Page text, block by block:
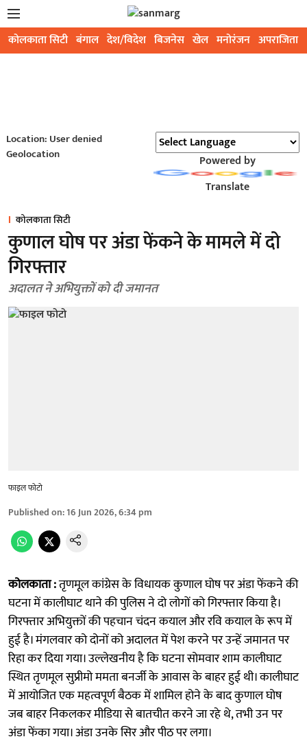
कोलकाता सिटी बंगाल देश/विदेश बिजनेस खेल मनोरंजन अपराजिता
Location: User denied
Geolocation
Powered by
Translate
कोलकाता सिटी
कुणाल घोष पर अंडा फेंकने के मामले में दो
गिरफ्तार
अदालत ने अभियुक्तों को दी जमानत
फाइल फोटो
Published on:16 Jun 2026, 6:34 pm
कोलकाता :तृणमूल कांग्रेस के विधायक कुणाल घोष पर अंडा फेंकने की
घटना में कालीघाट थाने की पुलिस ने दो लोगों को गिरफ्तार किया है।
गिरफ्तार अभियुक्तों की पहचान चंदन कयाल और रवि कयाल के रूप में
हुई है। मंगलवार को दोनों को अदालत में पेश करने पर उन्हें जमानत पर
रिहा कर दिया गया। उल्लेखनीय है कि घटना सोमवार शाम कालीघाट
स्थित तृणमूल सुप्रीमो ममता बनर्जी के आवास के बाहर हुई थी। कालीघाट
में आयोजित एक महत्वपूर्ण बैठक में शामिल होने के बाद कुणाल घोष
जब बाहर निकलकर मीडिया से बातचीत करने जा रहे थे, तभी उन पर
अंडा फेंका गया। अंडा उनके सिर और पीठ पर लगा।